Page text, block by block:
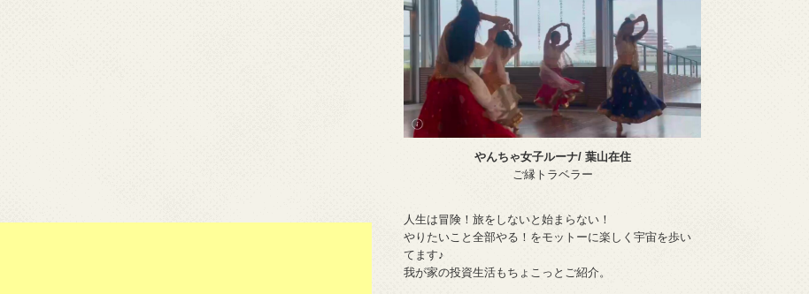
やんちゃ女子ルーナ/ 葉山在住
ご縁トラベラー
人生は冒険！旅をしないと始まらない！
やりたいこと全部やる！をモットーに楽しく宇宙を歩い
てます♪
我が家の投資生活もちょこっとご紹介。